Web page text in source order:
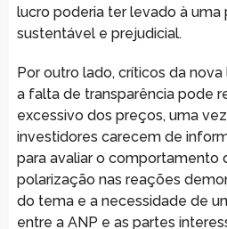
lucro poderia ter levado à uma
sustentável e prejudicial.
Por outro lado, críticos da
a falta de transparência pode
excessivo dos preços, uma
investidores carecem de
para avaliar o comportamento
polarização nas reações
do tema e a necessidade de
entre a ANP e as partes